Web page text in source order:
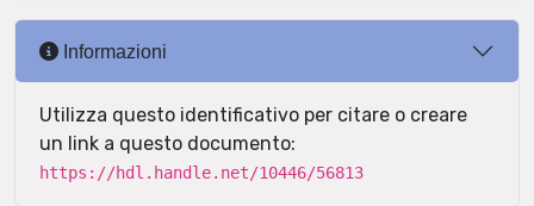
Informazioni
Utilizza questo identificativo per citare o creare
un link a questo documento:
https://hdl.handle.net/10446/56813